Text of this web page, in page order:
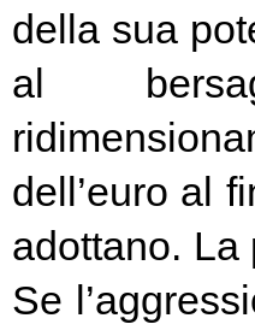
della sua
al
dell’euro al
adottano. La
Se